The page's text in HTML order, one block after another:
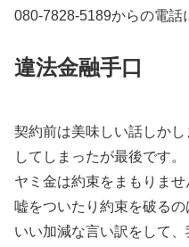
080-7828-5189からの電話
違法金融手口
契約前は美味しい話しか
してしまったが最後です。
ヤミ金は約束をまもりませ
嘘をついたり約束を破るの
いい加減な言い訳をして、